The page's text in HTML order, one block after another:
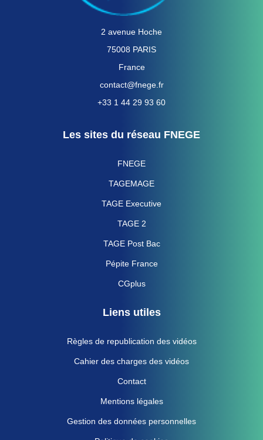
2 avenue Hoche
75008 PARIS
France
contact@fnege.fr
+33 1 44 29 93 60
Les sites du réseau FNEGE
FNEGE
TAGEMAGE
TAGE Executive
TAGE 2
TAGE Post Bac
Pépite France
CGplus
Liens utiles
Règles de republication des vidéos
Cahier des charges des vidéos
Contact
Mentions légales
Gestion des données personnelles